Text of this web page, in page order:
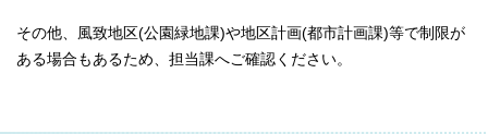
その他、風致地区(公園緑地課)や地区計画(都市計画課)等で制限が
ある場合もあるため、担当課へご確認ください。